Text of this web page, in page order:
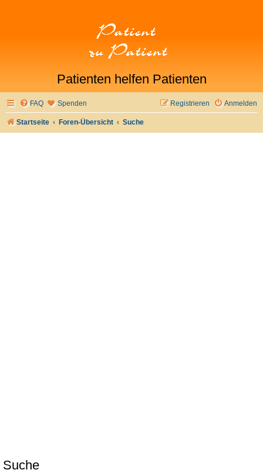
Patienten helfen Patienten
FAQ Spenden Anmelden
Registrieren
Startseite Foren-Übersicht Suche
Suche